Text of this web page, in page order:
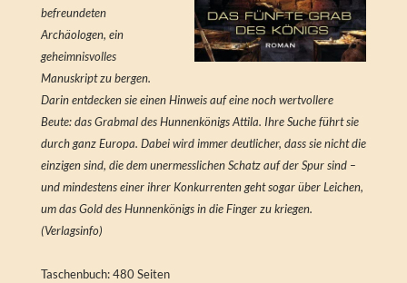
befreundeten
Archäologen, ein
geheimnisvolles
Manuskript zu bergen.
Darin entdecken sie einen Hinweis auf eine noch wertvollere
Beute: das Grabmal des Hunnenkönigs Attila. Ihre Suche führt sie
durch ganz Europa. Dabei wird immer deutlicher, dass sie nicht die
einzigen sind, die dem unermesslichen Schatz auf der Spur sind –
und mindestens einer ihrer Konkurrenten geht sogar über Leichen,
um das Gold des Hunnenkönigs in die Finger zu kriegen.
(Verlagsinfo)
Taschenbuch: 480 Seiten